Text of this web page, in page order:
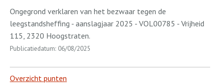
Ongegrond verklaren van het bezwaar tegen de
leegstandsheffing - aanslagjaar 2025 - VOL00785 - Vrijheid
115, 2320 Hoogstraten.
Publicatiedatum: 06/08/2025
Overzicht punten